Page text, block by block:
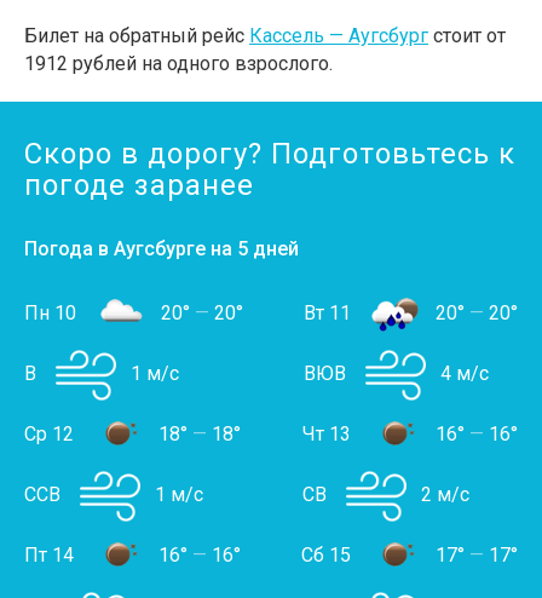
Билет на обратный рейс Кассель — Аугсбург стоит от
1912 рублей на одного взрослого.
Скоро в дорогу? Подготовьтесь к
погоде заранее
Погода в Аугсбурге на 5 дней
Пн 10 20° — 20°
В 1 м/с
Вт 11 20° — 20°
ВЮВ 4 м/с
Ср 12 18° — 18°
ССВ 1 м/с
Чт 13 16° — 16°
СВ 2 м/с
Пт 14 16° — 16° Сб 15 17° — 17°